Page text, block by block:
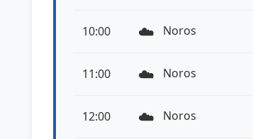
10:00 ☁️ Noros
11:00 ☁️ Noros
12:00 ☁️ Noros